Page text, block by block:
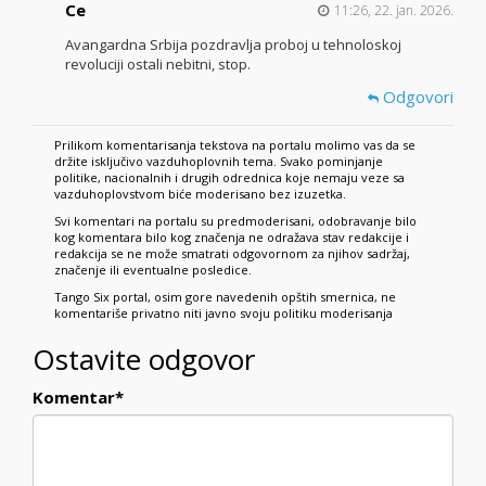
Ce 11:26, 22. jan. 2026.
Avangardna Srbija pozdravlja proboj u tehnoloskoj
revoluciji ostali nebitni, stop.
Odgovori
Prilikom komentarisanja tekstova na portalu molimo vas da se
držite isključivo vazduhoplovnih tema. Svako pominjanje
politike, nacionalnih i drugih odrednica koje nemaju veze sa
vazduhoplovstvom biće moderisano bez izuzetka.
Svi komentari na portalu su predmoderisani, odobravanje bilo
kog komentara bilo kog značenja ne odražava stav redakcije i
redakcija se ne može smatrati odgovornom za njihov sadržaj,
značenje ili eventualne posledice.
Tango Six portal, osim gore navedenih opštih smernica, ne
komentariše privatno niti javno svoju politiku moderisanja
Ostavite odgovor
Komentar*